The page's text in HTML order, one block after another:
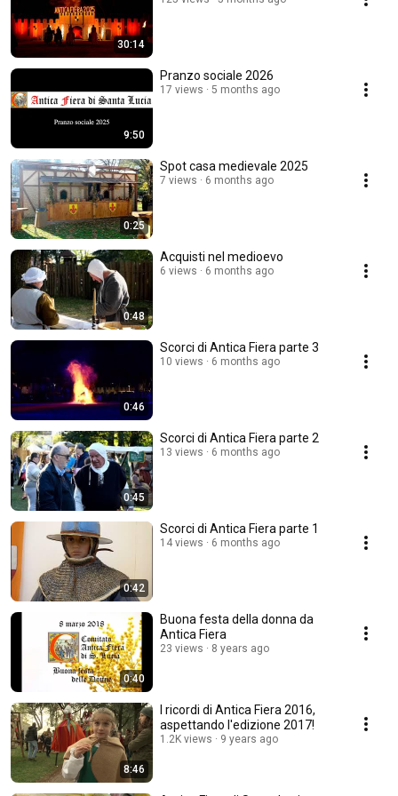
30:14
9:50
Pranzo sociale 2026
17 views 5 months ago
0:25
Spot casa medievale 2025
7 views 6 months ago
0:48
Acquisti nel medioevo
6 views 6 months ago
0:46
Scorci di Antica Fiera parte 3
10 views 6 months ago
0:45
Scorci di Antica Fiera parte 2
13 views 6 months ago
0:42
Scorci di Antica Fiera parte 1
14 views 6 months ago
0:40
Buona festa della donna da
Antica Fiera
23 views 8 years ago
8:46
I ricordi di Antica Fiera 2016,
aspettando l'edizione 2017!
1.2K views 9 years ago